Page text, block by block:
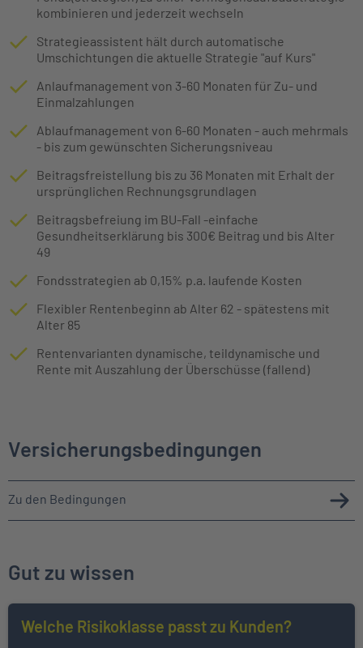
kombinieren und jederzeit wechseln
Strategieassistent hält durch automatische
Umschichtungen die aktuelle Strategie "auf Kurs"
Anlaufmanagement von 3-60 Monaten für Zu- und
Einmalzahlungen
Ablaufmanagement von 6-60 Monaten - auch mehrmals
- bis zum gewünschten Sicherungsniveau
Beitragsfreistellung bis zu 36 Monaten mit Erhalt der
ursprünglichen Rechnungsgrundlagen
Beitragsbefreiung im BU-Fall -einfache
Gesundheitserklärung bis 300€ Beitrag und bis Alter
49
Fondsstrategien ab 0,15% p.a. laufende Kosten
Flexibler Rentenbeginn ab Alter 62 - spätestens mit
Alter 85
Rentenvarianten dynamische, teildynamische und
Rente mit Auszahlung der Überschüsse (fallend)
Versicherungsbedingungen
Zu den Bedingungen
Gut zu wissen
Welche Risikoklasse passt zu Kunden?